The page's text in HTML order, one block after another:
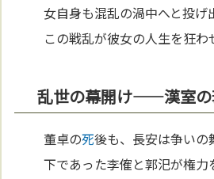
女自身も混乱の渦中へと投げ
この戦乱が彼女の人生を狂わ
乱世の幕開け——漢室の
董卓の死後も、長安は争い
下であった李傕と郭汜が権